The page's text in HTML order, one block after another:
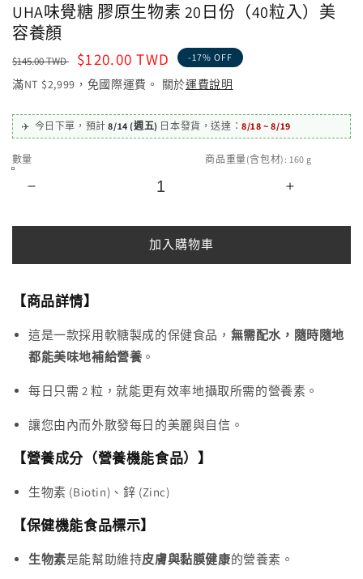
UHA味覺糖 膠原生物素 20日份（40粒入）美
容養顏
定
價
$145.00 TWD
售
價
$120.00 TWD -17% OFF
滿NT $2,999，免國際運費。 關於運費說明
✈️ 今日下單， 預計8/14 (週五) 日本發貨 ，送達：8/18 ~ 8/19
數量 商品重量(含包材): 160 g
原
物
素
日
份
粒
入）
容
顏
UHA
物
日
加入購物車
【商品詳情】
這是一款採用軟糖製成的保健食品， 無需配水，隨時隨地
都能美味地補給營養 。
每日只需 2 粒，就能更有效率地攝取所需的營養素。
讓您由內而外散發每日的美麗與自信。
【營養成分（營養機能食品）】
生物素 (Biotin)、鋅 (Zinc)
【保健機能食品標示】
生物素是能幫助維持皮膚與黏膜健康的營養素。